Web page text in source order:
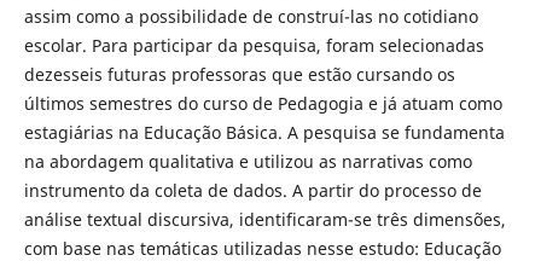
assim como a possibilidade de construí-las no cotidiano
escolar. Para participar da pesquisa, foram selecionadas
dezesseis futuras professoras que estão cursando os
últimos semestres do curso de Pedagogia e já atuam como
estagiárias na Educação Básica. A pesquisa se fundamenta
na abordagem qualitativa e utilizou as narrativas como
instrumento da coleta de dados. A partir do processo de
análise textual discursiva, identificaram-se três dimensões,
com base nas temáticas utilizadas nesse estudo: Educação